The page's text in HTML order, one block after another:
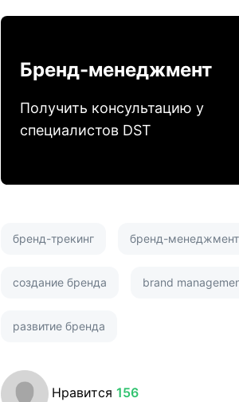
Брeнд-менеджмент
Получить консультацию у
специалистов DST
бренд-трекинг бренд-менеджмент
создание бренда brand
развитие бренда
Нравится 156